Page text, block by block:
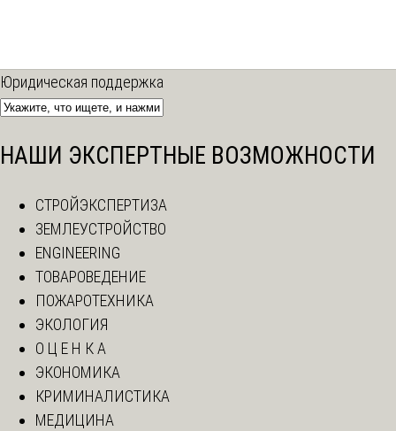
Юридическая поддержка
НАШИ ЭКСПЕРТНЫЕ ВОЗМОЖНОСТИ
СТРОЙЭКСПЕРТИЗА
ЗЕМЛЕУСТРОЙСТВО
ENGINEERING
ТОВАРОВЕДЕНИЕ
ПОЖАРОТЕХНИКА
ЭКОЛОГИЯ
О Ц Е Н К А
ЭКОНОМИКА
КРИМИНАЛИСТИКА
МЕДИЦИНА